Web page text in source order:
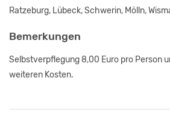
Ratzeburg, Lübeck, Schwerin, Mölln,
Bemerkungen
Selbstverpflegung 8,00 Euro pro Person
weiteren Kosten.